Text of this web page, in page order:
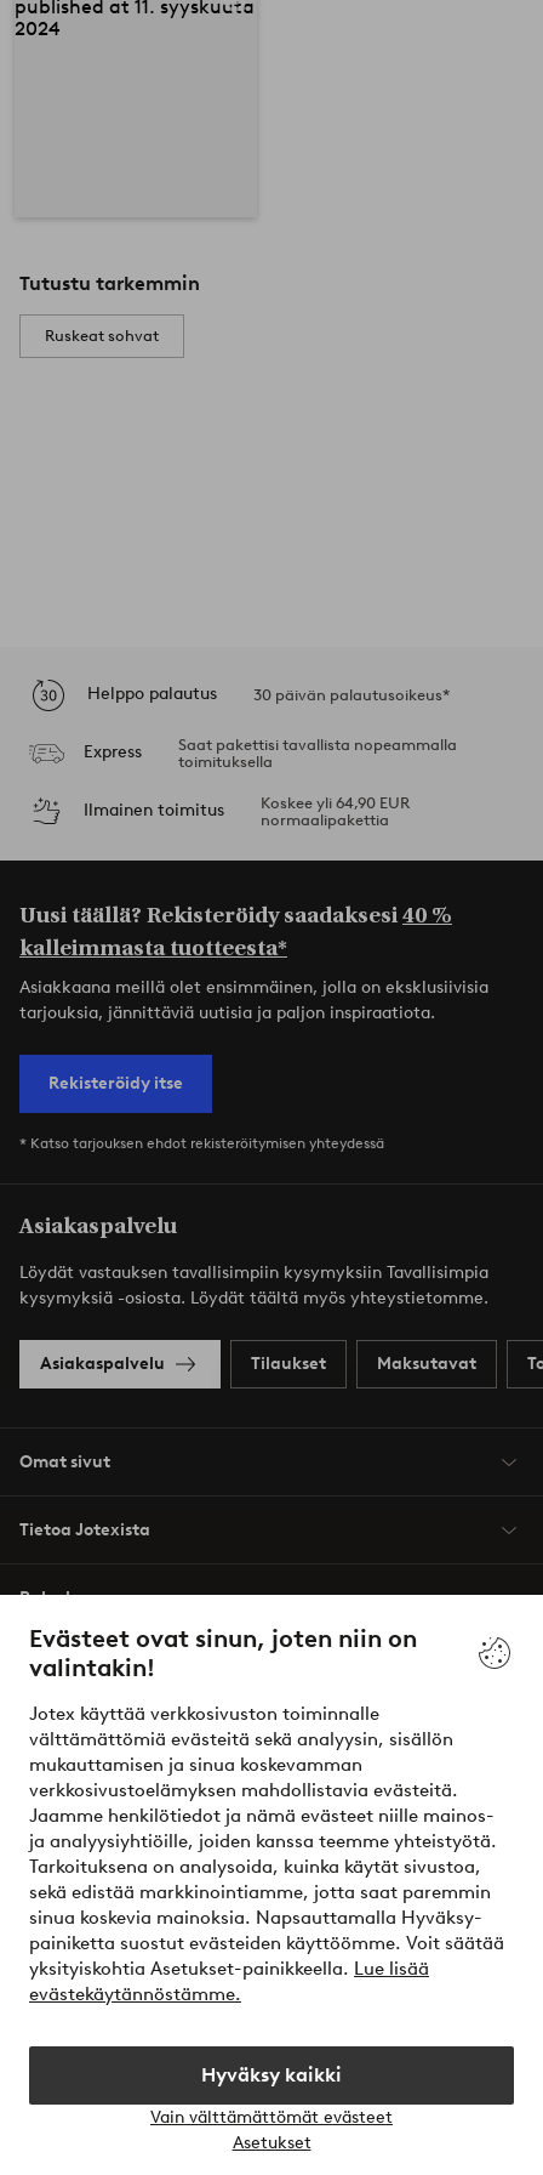
Evästeet ovat sinun, joten niin on
valintakin!
Jotex käyttää verkkosivuston toiminnalle
välttämättömiä evästeitä sekä analyysin, sisällön
mukauttamisen ja sinua koskevamman
verkkosivustoelämyksen mahdollistavia evästeitä.
Jaamme henkilötiedot ja nämä evästeet niille mainos-
ja analyysiyhtiöille, joiden kanssa teemme yhteistyötä.
Tarkoituksena on analysoida, kuinka käytät sivustoa,
sekä edistää markkinointiamme, jotta saat paremmin
sinua koskevia mainoksia. Napsauttamalla Hyväksy-
painiketta suostut evästeiden käyttöömme. Voit säätää
yksityiskohtia Asetukset-painikkeella. Lue lisää
evästekäytännöstämme.
Hyväksy kaikki
Vain välttämättömät evästeet
Asetukset
Tutustu tarkemmin
Ruskeat sohvat
Helppo palautus 30 päivän palautusoikeus*
Express
Saat pakettisi tavallista nopeammalla
toimituksella
Ilmainen toimitus
Koskee yli 64,90 EUR
normaalipakettia
Uusi täällä? Rekisteröidy saadaksesi40 %
kalleimmasta tuotteesta*
Asiakkaana meillä olet ensimmäinen, jolla on eksklusiivisia
tarjouksia, jännittäviä uutisia ja paljon inspiraatiota.
Rekisteröidy itse
* Katso tarjouksen ehdot rekisteröitymisen yhteydessä
Asiakaspalvelu
Löydät vastauksen tavallisimpiin kysymyksiin Tavallisimpia
kysymyksiä -osiosta. Löydät täältä myös yhteystietomme.
Asiakaspalvelu Tilaukset Maksutavat
Omat sivut
Tietoa Jotexista
Palvelumme
Ehdot
Ystävät
Turvalliset maksut – maksa nyt tai erissä
Haluatko tietää lisää maksuvaihtoehdoistamme?
elpy